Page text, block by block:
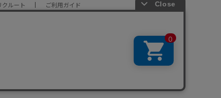
クルート ご利用ガイド